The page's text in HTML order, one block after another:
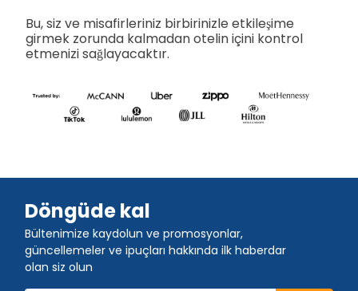
Bu, siz ve misafirleriniz birbirinizle etkileşime
girmek zorunda kalmadan otelin içini kontrol
etmenizi sağlayacaktır.
Döngüde kal
Bültenimize kaydolun ve promosyonlar,
güncellemeler ve ipuçları hakkında ilk haberdar
olan siz olun